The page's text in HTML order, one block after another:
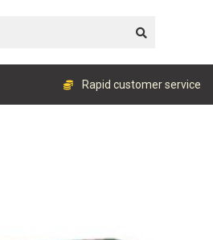
Rapid customer service